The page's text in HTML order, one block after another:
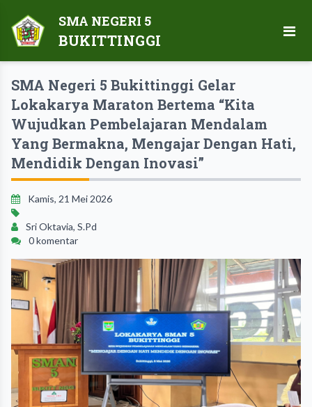
SMA NEGERI 5
BUKITTINGGI
SMA Negeri 5 Bukittinggi Gelar
Lokakarya Maraton Bertema “Kita
Wujudkan Pembelajaran Mendalam
Yang Bermakna, Mengajar Dengan Hati,
Mendidik Dengan Inovasi”
Kamis, 21 Mei 2026
Sri Oktavia, S.Pd
0 komentar